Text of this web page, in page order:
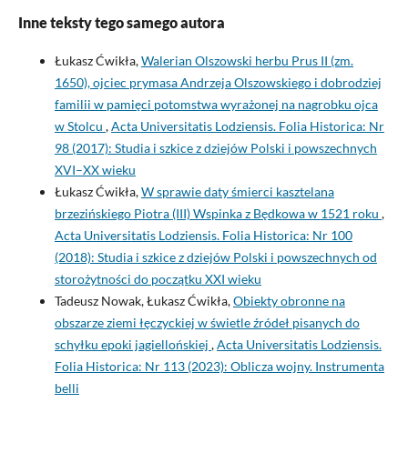
Inne teksty tego samego autora
Łukasz Ćwikła,Walerian Olszowski herbu Prus II (zm.
1650), ojciec prymasa Andrzeja Olszowskiego i dobrodziej
familii w pamięci potomstwa wyrażonej na nagrobku ojca
w Stolcu ,Acta Universitatis Lodziensis. Folia Historica: Nr
98 (2017): Studia i szkice z dziejów Polski i powszechnych
XVI–XX wieku
Łukasz Ćwikła,W sprawie daty śmierci kasztelana
brzezińskiego Piotra (III) Wspinka z Będkowa w 1521 roku ,
Acta Universitatis Lodziensis. Folia Historica: Nr 100
(2018): Studia i szkice z dziejów Polski i powszechnych od
storożytności do początku XXI wieku
Tadeusz Nowak, Łukasz Ćwikła,Obiekty obronne na
obszarze ziemi łęczyckiej w świetle źródeł pisanych do
schyłku epoki jagiellońskiej ,Acta Universitatis Lodziensis.
Folia Historica: Nr 113 (2023): Oblicza wojny. Instrumenta
belli